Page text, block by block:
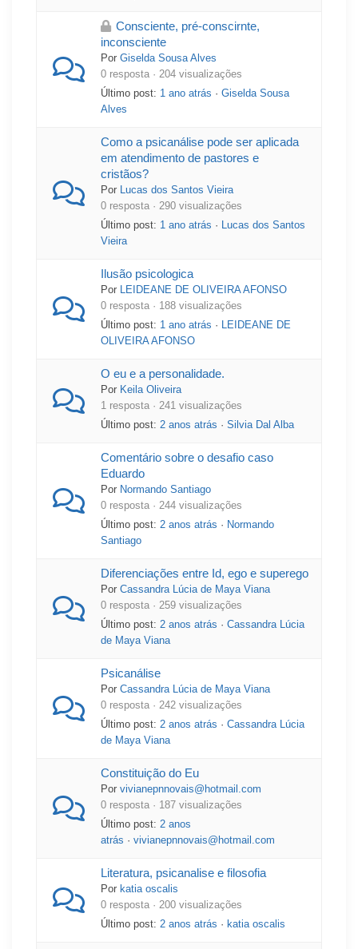
Consciente, pré-conscirnte,
inconsciente
Por Giselda Sousa Alves
0 resposta · 204 visualizações
Último post: 1 ano atrás · Giselda Sousa
Alves
Como a psicanálise pode ser aplicada
em atendimento de pastores e
cristãos?
Por Lucas dos Santos Vieira
0 resposta · 290 visualizações
Último post: 1 ano atrás · Lucas dos Santos
Vieira
Ilusão psicologica
Por LEIDEANE DE OLIVEIRA AFONSO
0 resposta · 188 visualizações
Último post: 1 ano atrás · LEIDEANE DE
OLIVEIRA AFONSO
O eu e a personalidade.
Por Keila Oliveira
1 resposta · 241 visualizações
Último post: 2 anos atrás · Silvia Dal Alba
Comentário sobre o desafio caso
Eduardo
Por Normando Santiago
0 resposta · 244 visualizações
Último post: 2 anos atrás · Normando
Santiago
Diferenciações entre Id, ego e superego
Por Cassandra Lúcia de Maya Viana
0 resposta · 259 visualizações
Último post: 2 anos atrás · Cassandra Lúcia
de Maya Viana
Psicanálise
Por Cassandra Lúcia de Maya Viana
0 resposta · 242 visualizações
Último post: 2 anos atrás · Cassandra Lúcia
de Maya Viana
Constituição do Eu
Por vivianepnnovais@hotmail.com
0 resposta · 187 visualizações
Último post: 2 anos
atrás · vivianepnnovais@hotmail.com
Literatura, psicanalise e filosofia
Por katia oscalis
0 resposta · 200 visualizações
Último post: 2 anos atrás · katia oscalis